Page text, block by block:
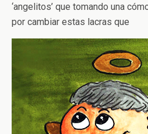
‘angelitos’ que tomando una
por cambiar estas lacras que